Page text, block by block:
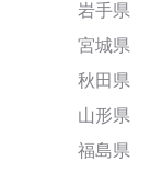
岩手県
宮城県
秋田県
山形県
福島県